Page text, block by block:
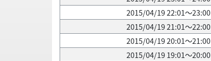
2015/04/19 22:01～23:00
2015/04/19 21:01～22:00
2015/04/19 20:01～21:00
2015/04/19 19:01～20:00